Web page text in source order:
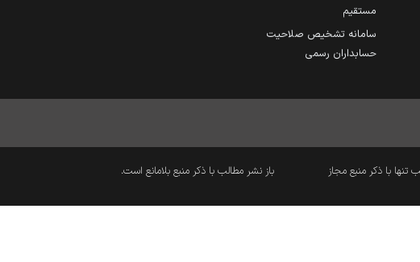
مستقیم
سامانه تشخیص صلاحیت
حسابداران رسمی
با ذکر منبع مجاز
باز نشر مطالب با ذکر منبع بلامانع است.